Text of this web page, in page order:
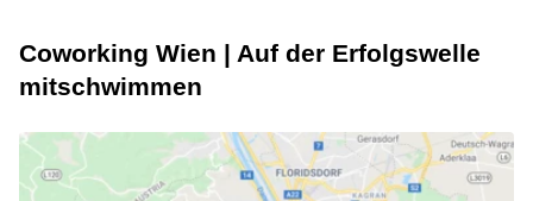
Coworking Wien | Auf der Erfolgswelle
mitschwimmen